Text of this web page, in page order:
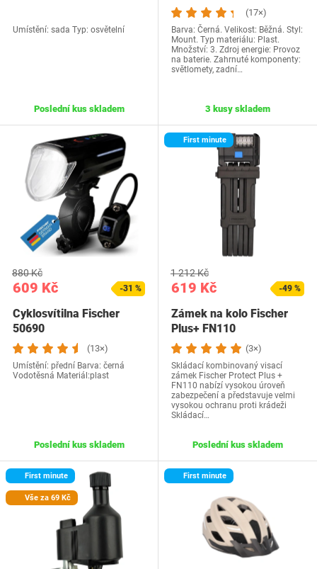
Umístění: sada Typ: osvětelní
Poslední kus skladem
sada světel na…(17×)
Barva: Černá. Velikost: Běžná. Styl:
Mount. Typ materiálu: Plast.
Množství: 3. Zdroj energie: Provoz
na baterie. Zahrnuté komponenty:
světlomety, zadní…
3 kusy skladem
609 Kč
880 Kč
-31 %
Cyklosvítilna Fischer
50690
(13×)
Umístění: přední Barva: černá
Vodotěsná Materiál:plast
Poslední kus skladem
First minute
619 Kč
1 212 Kč
-49 %
Zámek na kolo Fischer
Plus+ FN110
(3×)
Skládací kombinovaný visací
zámek Fischer Protect Plus +
FN110 nabízí vysokou úroveň
zabezpečení a představuje velmi
vysokou ochranu proti krádeži
Skládací…
Poslední kus skladem
First minute
Vše za 69 Kč
First minute